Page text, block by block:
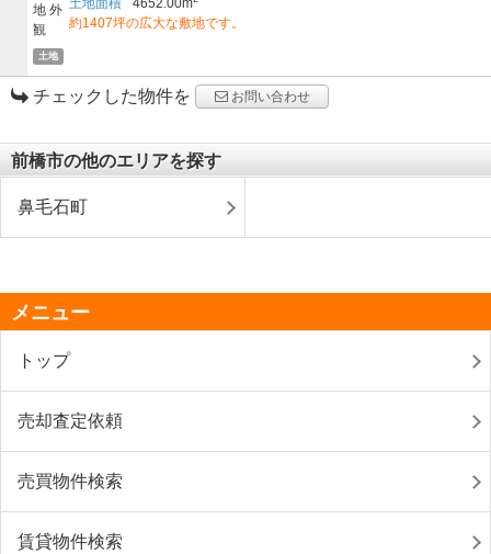
土地
約1407坪の広大な敷地です。
チェックした物件を お問い合わせ
前橋市の他のエリアを探す
鼻毛石町
メニュー
トップ
売却査定依頼
売買物件検索
賃貸物件検索